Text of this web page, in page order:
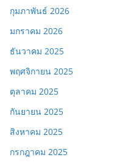
กุมภาพันธ์ 2026
มกราคม 2026
ธันวาคม 2025
พฤศจิกายน 2025
ตุลาคม 2025
กันยายน 2025
สิงหาคม 2025
กรกฎาคม 2025